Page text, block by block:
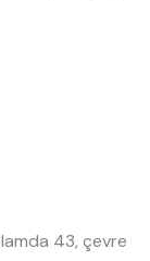
43, çevre